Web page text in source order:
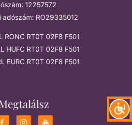
12257572
adószám: RO29335012
RONC RT0T 02F8 F501
HUFC RT0T 02F8 F501
EURC RT0T 02F8 F501